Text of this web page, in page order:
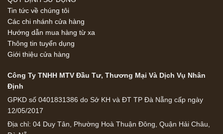
Tin tức về chúng tôi
Các chi nhánh cửa hàng
Hướng dẫn mua hàng từ xa
Thông tin tuyển dụng
Giới thiệu cửa hàng
Công Ty TNHH MTV Đầu Tư, Thương Mại Và Dịch Vụ Nhân
Định
GPKD số 0401831386 do Sở KH và ĐT TP Đà Nẵng cấp ngày
12/05/2017
Địa chỉ: 04 Duy Tân, Phường Hoà Thuận Đông, Quận Hải Châu,